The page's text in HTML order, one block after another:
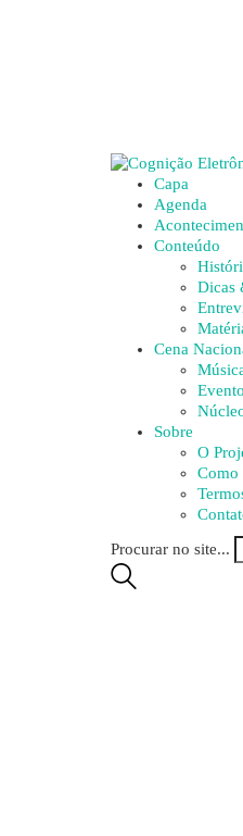
Capa
Agenda
Conteúdo
Dicas
Cena
Sobre
O
Como
Procurar no site...